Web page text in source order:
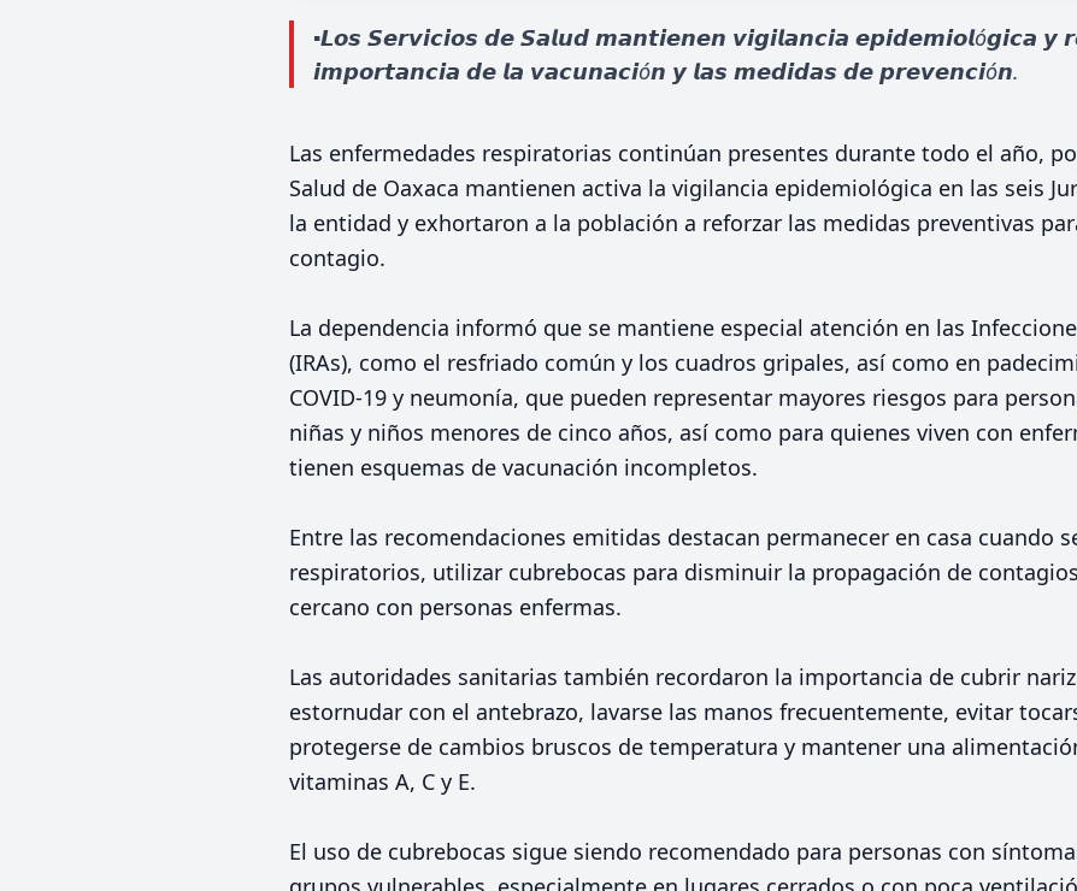
▪️𝙇𝙤𝙨 𝙎𝙚𝙧𝙫𝙞𝙘𝙞𝙤𝙨 𝙙𝙚 𝙎𝙖𝙡𝙪𝙙 𝙢𝙖𝙣𝙩𝙞𝙚𝙣𝙚𝙣 𝙫𝙞𝙜𝙞𝙡𝙖𝙣𝙘𝙞𝙖 𝙚𝙥𝙞𝙙𝙚𝙢𝙞𝙤𝙡ó𝙜𝙞𝙘𝙖 𝙮
𝙞𝙢𝙥𝙤𝙧𝙩𝙖𝙣𝙘𝙞𝙖 𝙙𝙚 𝙡𝙖 𝙫𝙖𝙘𝙪𝙣𝙖𝙘𝙞ó𝙣 𝙮 𝙡𝙖𝙨 𝙢𝙚𝙙𝙞𝙙𝙖𝙨 𝙙𝙚 𝙥𝙧𝙚𝙫𝙚𝙣𝙘𝙞ó𝙣.
Las enfermedades respiratorias continúan presentes durante todo el año,
Salud de Oaxaca mantienen activa la vigilancia epidemiológica en las seis
la entidad y exhortaron a la población a reforzar las medidas preventivas
contagio.
La dependencia informó que se mantiene especial atención en las
(IRAs), como el resfriado común y los cuadros gripales, así como en
COVID-19 y neumonía, que pueden representar mayores riesgos para
niñas y niños menores de cinco años, así como para quienes viven con
tienen esquemas de vacunación incompletos.
Entre las recomendaciones emitidas destacan permanecer en casa cuando
respiratorios, utilizar cubrebocas para disminuir la propagación de
cercano con personas enfermas.
Las autoridades sanitarias también recordaron la importancia de cubrir
estornudar con el antebrazo, lavarse las manos frecuentemente, evitar
protegerse de cambios bruscos de temperatura y mantener una
vitaminas A, C y E.
El uso de cubrebocas sigue siendo recomendado para personas con